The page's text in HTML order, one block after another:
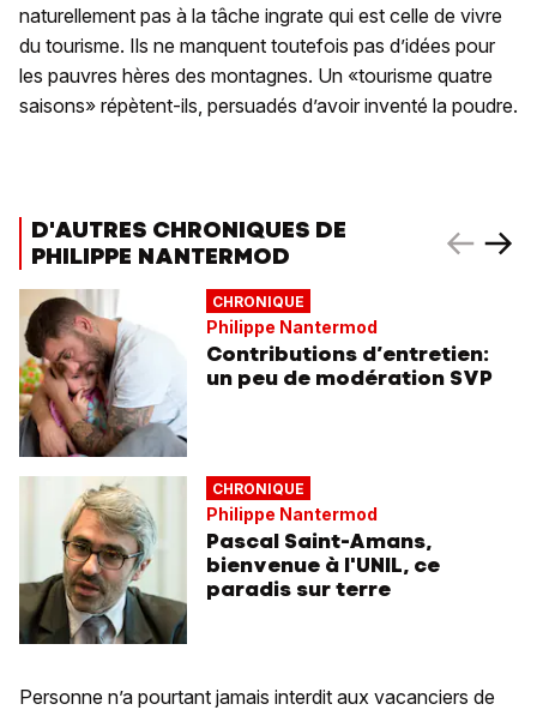
naturellement pas à la tâche ingrate qui est celle de vivre
du tourisme. Ils ne manquent toutefois pas d’idées pour
les pauvres hères des montagnes. Un «tourisme quatre
saisons» répètent-ils, persuadés d’avoir inventé la poudre.
D'AUTRES CHRONIQUES DE
PHILIPPE NANTERMOD
CHRONIQUE
Philippe Nantermod
Contributions d’entretien:
un peu de modération SVP
CHRONIQUE
Philippe Nantermod
Pascal Saint-Amans,
bienvenue à l'UNIL, ce
paradis sur terre
Personne n’a pourtant jamais interdit aux vacanciers de